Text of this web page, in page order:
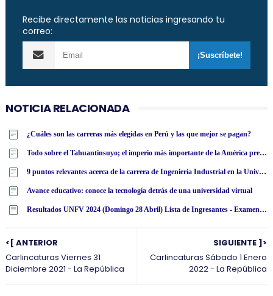
Recibe directamente las noticias ingresando tu
correo:
NOTICIA RELACIONADA
¿Cuáles son las carreras más elegidas en Perú y las que mejor se pagan?
Todo sobre el Tahuantinsuyo; el imperio más importante de la América precolombina
9 puntos relevantes acerca de la carrera de Ingeniería Industrial en la Universidad Tecnológica Latinoamericana en línea
Avance educativo: conoce la tecnología detrás de una universidad virtual
Resultados UNFV 2024 (Domingo 28 Abril) Lista de Ingresantes - Examen Admisión Ordinario y Extraordinario - Universidad Nacional Federico Villarreal - www·unfv·edu·pe
SIGUIENTE ]>
Carlincaturas Sábado 1 Enero
2022 - La República
<[ ANTERIOR
Carlincaturas Viernes 31
Diciembre 2021 - La República